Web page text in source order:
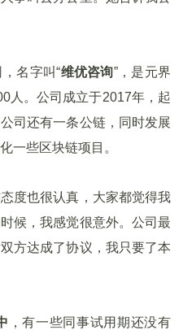
名字叫“维优咨询”，是元界
人。公司成立于2017年，起
司还有一条公链，同时发展
一些区块链项目。
度也很认真，大家都觉得我
候，我感觉很意外。公司最
方达成了协议，我只要了本
，有一些同事试用期还没有